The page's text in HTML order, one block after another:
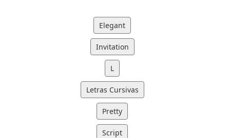
Elegant
Invitation
L
Letras Cursivas
Pretty
Script